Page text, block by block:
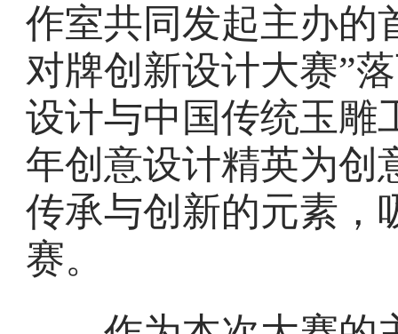
作室共同发起主办
对牌创新设计大赛”
设计与中国传统玉雕
年创意设计精英为创
传承与创新的元素，
赛。